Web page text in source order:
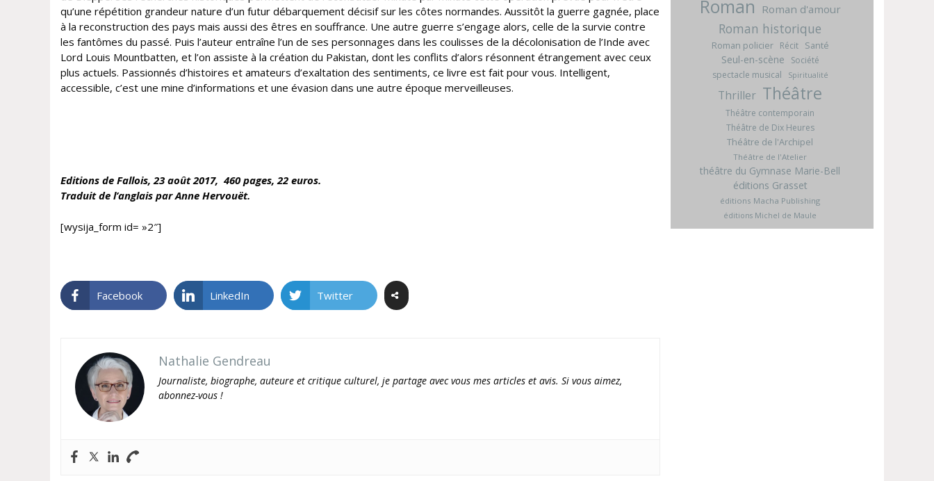
qu’une répétition grandeur nature d’un futur débarquement décisif sur les côtes normandes. Aussitôt la guerre gagnée, place
à la reconstruction des pays mais aussi des êtres en souffrance. Une autre guerre s’engage alors, celle de la survie contre
les fantômes du passé. Puis l’auteur entraîne l’un de ses personnages dans les coulisses de la décolonisation de l’Inde avec
Lord Louis Mountbatten, et l’on assiste à la création du Pakistan, dont les conflits d’alors résonnent étrangement avec ceux
plus actuels. Passionnés d’histoires et amateurs d’exaltation des sentiments, ce livre est fait pour vous. Intelligent,
accessible, c’est une mine d’informations et une évasion dans une autre époque merveilleuses.
Editions de Fallois, 23 août2017, 460 pages, 22 euros.
Traduit de l’anglais par Anne Hervouët.
[wysija_form id= »2″]
Facebook LinkedIn Twitter
Nathalie Gendreau
Journaliste, biographe, auteure et critique culturel, je partage avec vous mes articles et avis. Si vous aimez,
abonnez-vous !
Roman Roman d'amour
Roman historique
Roman policier Récit Santé
Seul-en-scène
Société
spectacle musical
Spiritualité
Thriller Théâtre
Théâtre contemporain
Théâtre de Dix Heures
Théâtre de l'Archipel
Théâtre de l'Atelier
théâtre du Gymnase Marie-Bell
éditions Grasset
éditions Macha Publishing
éditions Michel de Maule